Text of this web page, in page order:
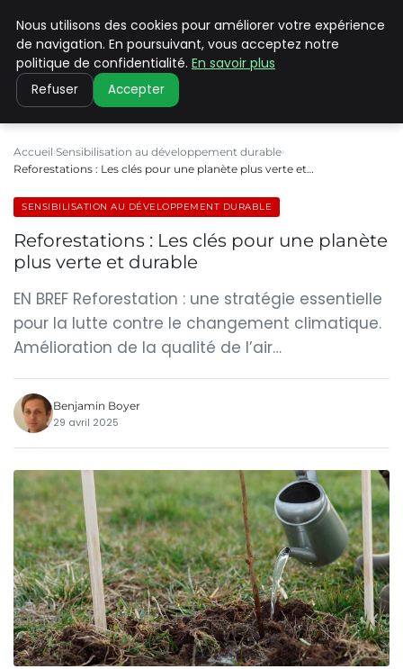
CLIMATE C ADVANCED
Accueil Sensibilisation au développement durable
Reforestations : Les clés pour une planète plus verte et…
SENSIBILISATION AU DÉVELOPPEMENT DURABLE
Reforestations : Les clés pour une planète
plus verte et durable
EN BREF Reforestation : une stratégie essentielle
pour la lutte contre le changement climatique.
Amélioration de la qualité de l’air…
Benjamin Boyer
29 avril 2025
Nous utilisons des cookies pour améliorer votre expérience
de navigation. En poursuivant, vous acceptez notre
politique de confidentialité. En savoir plus
Refuser Accepter